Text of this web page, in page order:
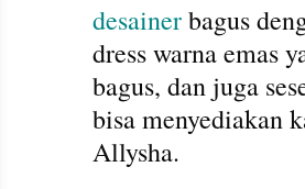
desainer bagus
dress warna emas
bagus, dan juga
bisa menyediakan
Allysha.